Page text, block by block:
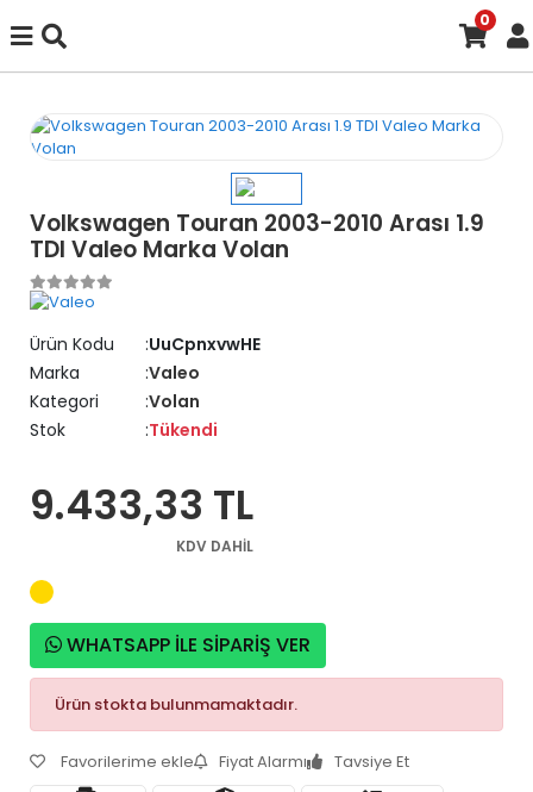
0
Volkswagen Touran 2003-2010 Arası 1.9
TDI Valeo Marka Volan
Ürün Kodu
UuCpnxvwHE
Marka
Valeo
Kategori
Volan
Stok
Tükendi
9.433,33 TL
KDV DAHİL
WHATSAPP İLE SİPARİŞ VER
Ürün stokta bulunmamaktadır.
Favorilerime ekle Fiyat Alarmı Tavsiye Et